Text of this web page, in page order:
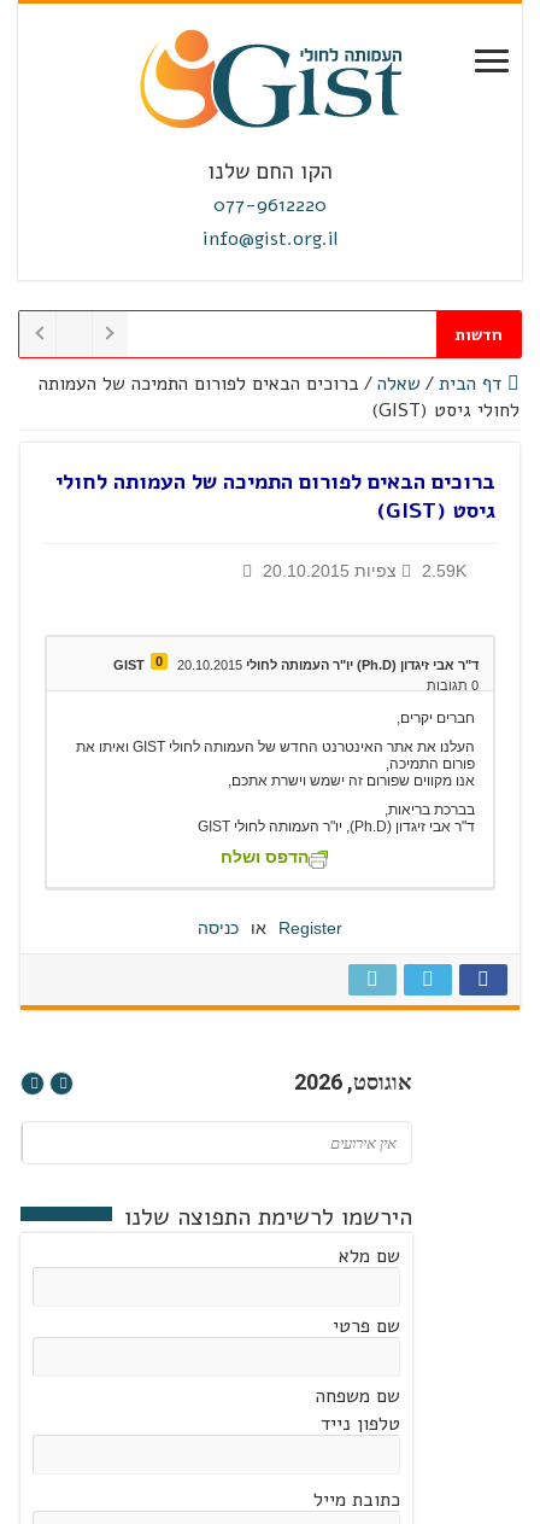
הקו החם שלנו
077-9612220
info@gist.org.il
חדשות
דף הבית/ שאלה/ ברוכים הבאים לפורום התמיכה של העמותה
לחולי גיסט (GIST)
ברוכים הבאים לפורום התמיכה של העמותה לחולי
גיסט (GIST)
2.59K צפיות 20.10.2015
ד"ר אבי זיגדון (Ph.D) יו"ר העמותה לחולי GIST 0
20.10.2015
0 תגובות
חברים יקרים,
העלנו את אתר האינטרנט החדש של העמותה לחולי GIST ואיתו את
פורום התמיכה,
אנו מקווים שפורום זה ישמש וישרת אתכם,
בברכת בריאות,
ד"ר אבי זיגדון (Ph.D), יו"ר העמותה לחולי GIST
הדפס ושלח
Register או כניסה
אוגוסט, 2026
אין אירועים
הירשמו לרשימת התפוצה שלנו
שם מלא
שם פרטי
שם משפחה
טלפון נייד
כתובת מייל